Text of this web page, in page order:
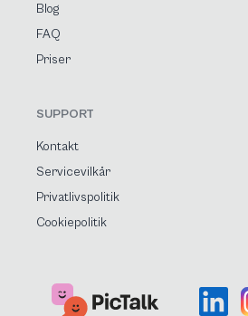
Blog
FAQ
Priser
SUPPORT
Kontakt
Servicevilkår
Privatlivspolitik
Cookiepolitik